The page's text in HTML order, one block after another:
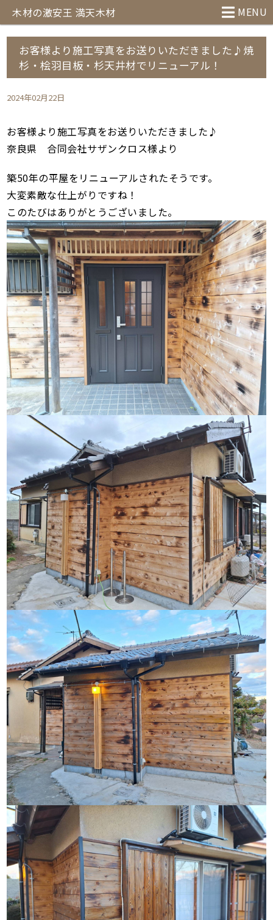
MENU
木材の激安王 満天木材
お客様より施工写真をお送りいただきました♪焼
杉・桧羽目板・杉天井材でリニューアル！
2024年02月22日
お客様より施工写真をお送りいただきました♪
奈良県 合同会社サザンクロス様より
築50年の平屋をリニューアルされたそうです。
大変素敵な仕上がりですね！
このたびはありがとうございました。